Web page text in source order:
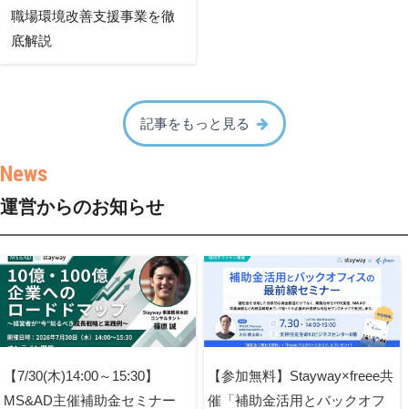
職場環境改善支援事業を徹
底解説
記事をもっと見る
運営からのお知らせ
【7/30(木)14:00～15:30】
MS&AD主催補助金セミナー
【参加無料】Stayway×freee共
催「補助金活用とバックオフ